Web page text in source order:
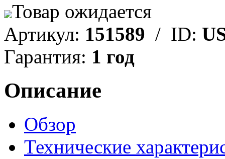
Товар ожидается
Артикул: 151589 / ID:
Гарантия: 1 год
Описание
Обзор
Технические